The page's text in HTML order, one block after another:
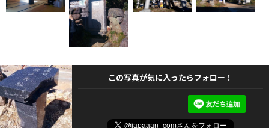
この写真が気に入ったらフォロー！